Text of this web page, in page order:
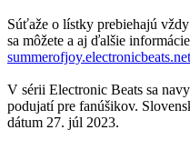
Súťaže o lístky prebiehajú
sa môžete a aj ďalšie
summerofjoy.electronicbeats.net
V sérii Electronic Beats sa
podujatí pre fanúšikov.
dátum 27. júl 2023.